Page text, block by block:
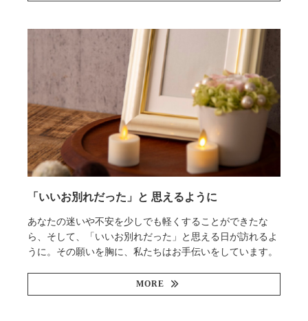
「いいお別れだった」と 思えるように
あなたの迷いや不安を少しでも軽くすることができたな
ら、そして、「いいお別れだった」と思える日が訪れるよ
うに。その願いを胸に、私たちはお手伝いをしています。
MORE